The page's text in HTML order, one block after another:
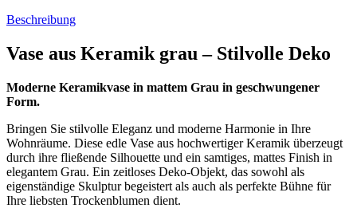
Beschreibung
Vase aus Keramik grau – Stilvolle Deko
Moderne Keramikvase in mattem Grau in geschwungener
Form.
Bringen Sie stilvolle Eleganz und moderne Harmonie in Ihre
Wohnräume. Diese edle Vase aus hochwertiger Keramik überzeugt
durch ihre fließende Silhouette und ein samtiges, mattes Finish in
elegantem Grau. Ein zeitloses Deko-Objekt, das sowohl als
eigenständige Skulptur begeistert als auch als perfekte Bühne für
Ihre liebsten Trockenblumen dient.